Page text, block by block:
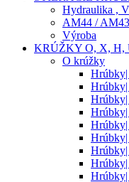
Hydraulika ,
AM44 /
Výroba
KRÚŽKY O, X, H,
O krúžky
Hrúbky|
Hrúbky|
Hrúbky|
Hrúbky|
Hrúbky|
Hrúbky|
Hrúbky|
Hrúbky|
Hrúbky|